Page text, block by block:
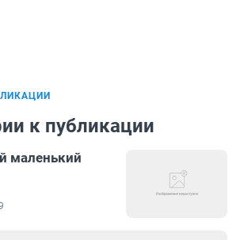
к публикации
маленький